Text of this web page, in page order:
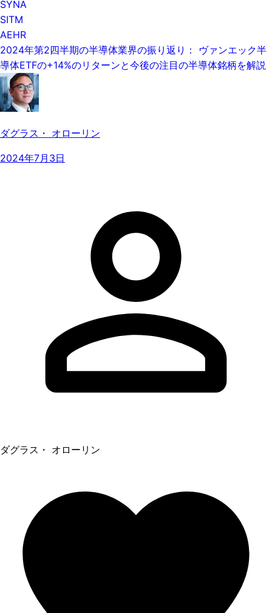
SYNA
SITM
AEHR
2024年第2四半期の半導体業界の振り返り： ヴァンエック半
導体ETFの+14%のリターンと今後の注目の半導体銘柄を解説
ダグラス・ オローリン
2024年7月3日
ダグラス・ オローリン